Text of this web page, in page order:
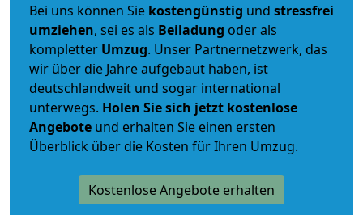
Bei uns können Sie kostengünstig und stressfrei
umziehen, sei es als Beiladung oder als
kompletter Umzug. Unser Partnernetzwerk, das
wir über die Jahre aufgebaut haben, ist
deutschlandweit und sogar international
unterwegs. Holen Sie sich jetzt kostenlose
Angebote und erhalten Sie einen ersten
Überblick über die Kosten für Ihren Umzug.
Kostenlose Angebote erhalten